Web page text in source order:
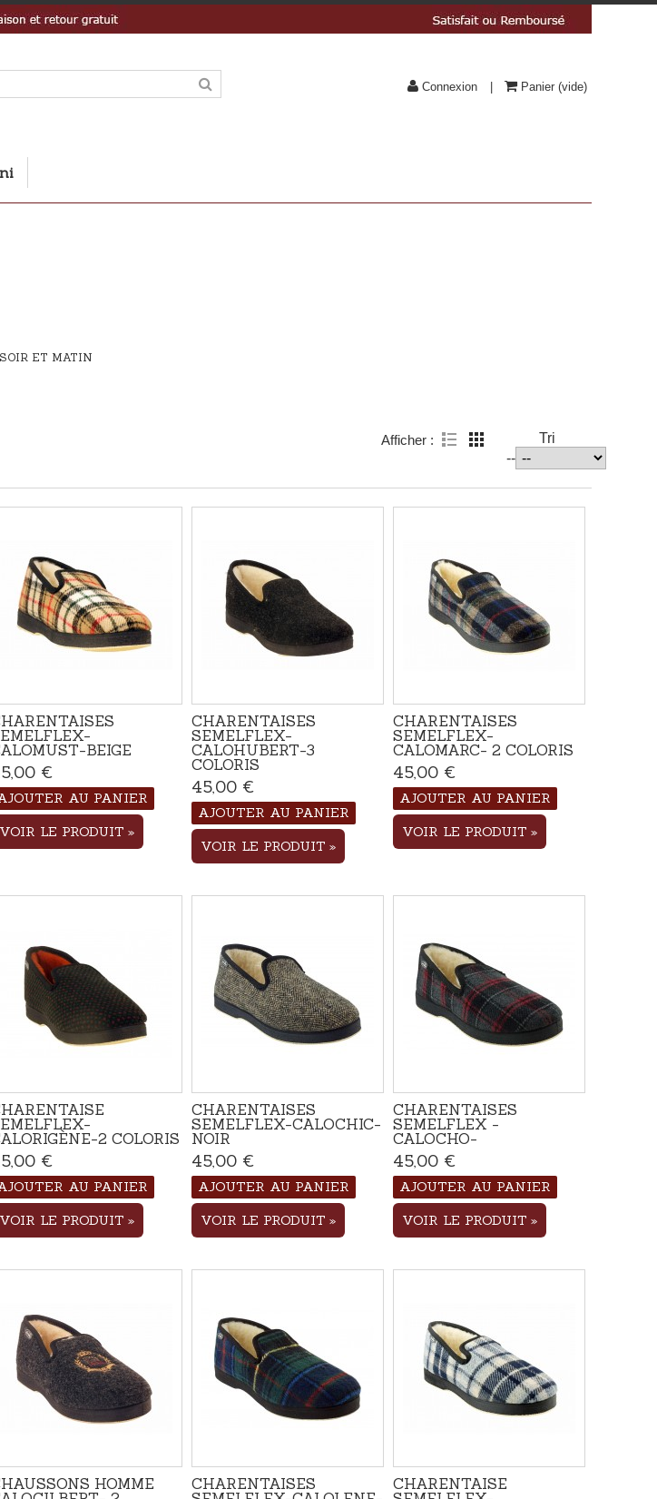
Panier (vide)
Connexion
SOIR ET MATIN
Tri
--
Afficher :
BEIGE
€
AU PANIER
VOIR LE PRODUIT
CHARENTAISES
SEMELFLEX-
CALOHUBERT-3
COLORIS
45,00 €
AJOUTER AU PANIER
VOIR LE PRODUIT
CHARENTAISES
SEMELFLEX-
CALOMARC- 2 COLORIS
45,00 €
AJOUTER AU PANIER
VOIR LE PRODUIT
2 COLORIS
€
AU PANIER
VOIR LE PRODUIT
CHARENTAISES
SEMELFLEX-CALOCHIC-
NOIR
45,00 €
AJOUTER AU PANIER
VOIR LE PRODUIT
CHARENTAISES
SEMELFLEX -
CALOCHO-
45,00 €
AJOUTER AU PANIER
VOIR LE PRODUIT
HOMME CHARENTAISES CHARENTAISE